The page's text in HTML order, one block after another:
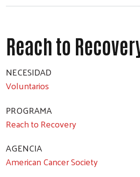
Reach to
NECESIDAD
Voluntarios
PROGRAMA
Reach to Recovery
AGENCIA
American Cancer Society